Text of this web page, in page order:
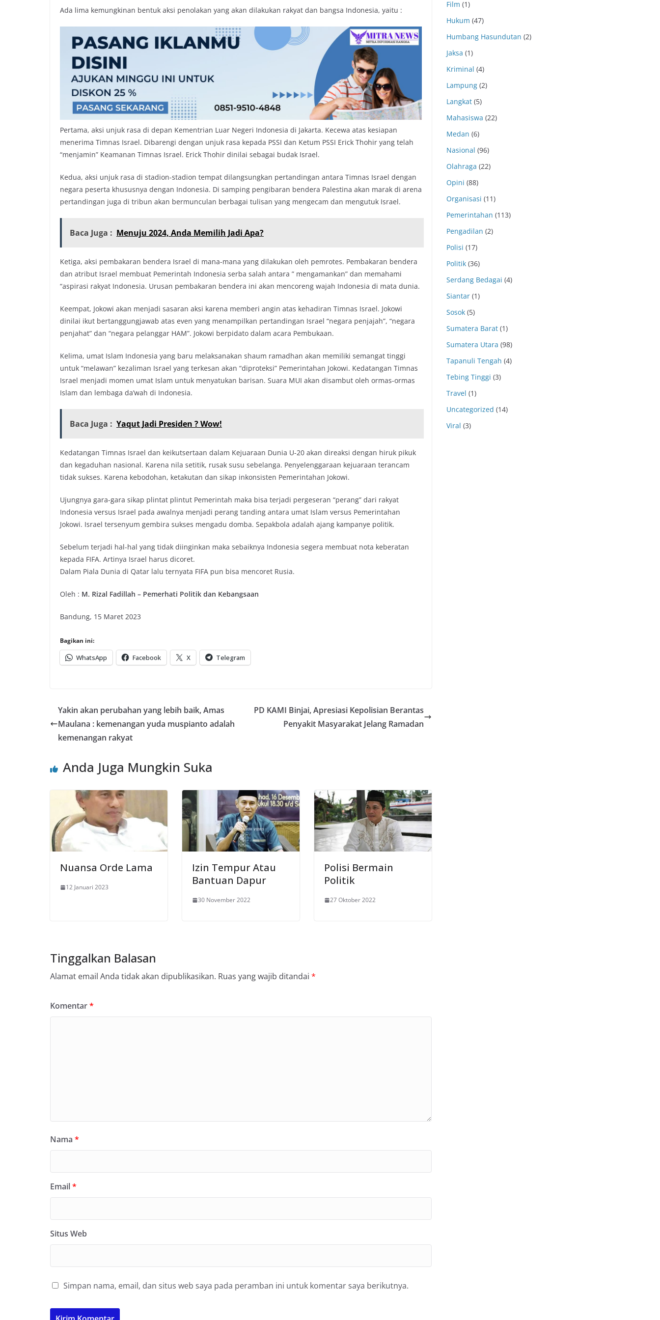
Ada lima kemungkinan bentuk aksi penolakan yang akan dilakukan rakyat dan bangsa Indonesia, yaitu :
Pertama, aksi unjuk rasa di depan Kementrian Luar Negeri Indonesia di Jakarta. Kecewa atas kesiapan
menerima Timnas Israel. Dibarengi dengan unjuk rasa kepada PSSI dan Ketum PSSI Erick Thohir yang telah
“menjamin” Keamanan Timnas Israel. Erick Thohir dinilai sebagai budak Israel.
Kedua, aksi unjuk rasa di stadion-stadion tempat dilangsungkan pertandingan antara Timnas Israel dengan
negara peserta khususnya dengan Indonesia. Di samping pengibaran bendera Palestina akan marak di arena
pertandingan juga di tribun akan bermunculan berbagai tulisan yang mengecam dan mengutuk Israel.
Baca Juga : Menuju 2024, Anda Memilih Jadi Apa?
Ketiga, aksi pembakaran bendera Israel di mana-mana yang dilakukan oleh pemrotes. Pembakaran bendera
dan atribut Israel membuat Pemerintah Indonesia serba salah antara ” mengamankan” dan memahami
“aspirasi rakyat Indonesia. Urusan pembakaran bendera ini akan mencoreng wajah Indonesia di mata dunia.
Keempat, Jokowi akan menjadi sasaran aksi karena memberi angin atas kehadiran Timnas Israel. Jokowi
dinilai ikut bertanggungjawab atas even yang menampilkan pertandingan Israel “negara penjajah”, “negara
penjahat” dan “negara pelanggar HAM”. Jokowi berpidato dalam acara Pembukaan.
Kelima, umat Islam Indonesia yang baru melaksanakan shaum ramadhan akan memiliki semangat tinggi
untuk “melawan” kezaliman Israel yang terkesan akan “diproteksi” Pemerintahan Jokowi. Kedatangan Timnas
Israel menjadi momen umat Islam untuk menyatukan barisan. Suara MUI akan disambut oleh ormas-ormas
Islam dan lembaga da’wah di Indonesia.
Baca Juga : Yaqut Jadi Presiden ? Wow!
Kedatangan Timnas Israel dan keikutsertaan dalam Kejuaraan Dunia U-20 akan direaksi dengan hiruk pikuk
dan kegaduhan nasional. Karena nila setitik, rusak susu sebelanga. Penyelenggaraan kejuaraan terancam
tidak sukses. Karena kebodohan, ketakutan dan sikap inkonsisten Pemerintahan Jokowi.
Ujungnya gara-gara sikap plintat plintut Pemerintah maka bisa terjadi pergeseran “perang” dari rakyat
Indonesia versus Israel pada awalnya menjadi perang tanding antara umat Islam versus Pemerintahan
Jokowi. Israel tersenyum gembira sukses mengadu domba. Sepakbola adalah ajang kampanye politik.
Sebelum terjadi hal-hal yang tidak diinginkan maka sebaiknya Indonesia segera membuat nota keberatan
kepada FIFA. Artinya Israel harus dicoret.
Dalam Piala Dunia di Qatar lalu ternyata FIFA pun bisa mencoret Rusia.
Oleh : M. Rizal Fadillah – Pemerhati Politik dan Kebangsaan
Bandung, 15 Maret 2023
Bagikan ini:
WhatsApp Facebook X Telegram
Yakin akan perubahan yang lebih baik, Amas
Maulana : kemenangan yuda muspianto adalah
kemenangan rakyat
PD KAMI Binjai, Apresiasi Kepolisian Berantas
Penyakit Masyarakat Jelang Ramadan
Anda Juga Mungkin Suka
Nuansa Orde Lama
12 Januari 2023
Izin Tempur Atau
Bantuan Dapur
30 November 2022
Polisi Bermain
Politik
27 Oktober 2022
Tinggalkan Balasan
Alamat email Anda tidak akan dipublikasikan. Ruas yang wajib ditandai *
Komentar*
Nama *
Email*
Situs Web
Simpan nama, email, dan situs web saya pada peramban ini untuk komentar saya berikutnya.
Film (1)
Hukum (47)
Humbang Hasundutan (2)
Jaksa (1)
Kriminal (4)
Lampung (2)
Langkat (5)
Mahasiswa (22)
Medan (6)
Nasional (96)
Olahraga (22)
Opini (88)
Organisasi (11)
Pemerintahan (113)
Pengadilan (2)
Polisi (17)
Politik (36)
Serdang Bedagai (4)
Siantar (1)
Sosok (5)
Sumatera Barat (1)
Sumatera Utara (98)
Tapanuli Tengah (4)
Tebing Tinggi (3)
Travel (1)
Uncategorized (14)
Viral (3)